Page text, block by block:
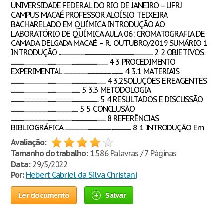
UNIVERSIDADE FEDERAL DO RIO DE JANEIRO – UFRJ
CAMPUS MACAÉ PROFESSOR ALOÍSIO TEIXEIRA
BACHARELADO EM QUÍMICA INTRODUÇÃO AO
LABORATÓRIO DE QUÍMICA AULA 06: CROMATOGRAFIA DE
CAMADA DELGADA MACAÉ – RJ OUTUBRO/2019 SUMÁRIO 1
INTRODUÇÃO ................................................................................................ 2 2 OBJETIVOS
................................................................................................... 4 3 PROCEDIMENTO
EXPERIMENTAL ............................................................. 4 3.1 MATERIAIS
................................................................................................. 4 3.2SOLUÇÕES E REAGENTES
....................................................................... 5 3.3 METODOLOGIA
.......................................................................................... 5 4 RESULTADOS E DISCUSSÃO
..................................................................... 5 5 CONCLUSÃO
................................................................................................. 8 REFERÊNCIAS
BIBLIOGRÁFICA .................................................................... 8 1 INTRODUÇÃO Em
Avaliação:
Tamanho do trabalho:1.586 Palavras / 7 Páginas
Data:29/5/2022
Por: Hebert Gabriel da Silva Christani
Ler documento Salvar